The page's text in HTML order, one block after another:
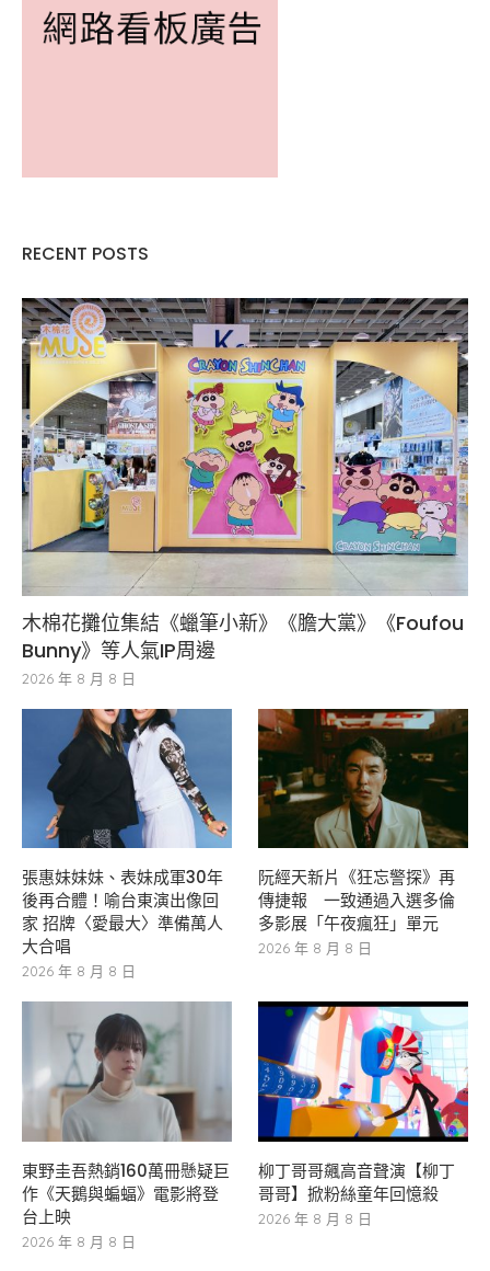
RECENT POSTS
木棉花攤位集結《蠟筆小新》《膽大黨》《Foufou
Bunny》等人氣IP周邊
2026 年 8 月 8 日
張惠妹妹妹、表妹成軍30年
後再合體！喻台東演出像回
家 招牌〈愛最大〉準備萬人
大合唱
2026 年 8 月 8 日
阮經天新片《狂忘警探》再
傳捷報 一致通過入選多倫
多影展「午夜瘋狂」單元
2026 年 8 月 8 日
東野圭吾熱銷160萬冊懸疑巨
作《天鵝與蝙蝠》電影將登
台上映
2026 年 8 月 8 日
柳丁哥哥飆高音聲演【柳丁
哥哥】掀粉絲童年回憶殺
2026 年 8 月 8 日